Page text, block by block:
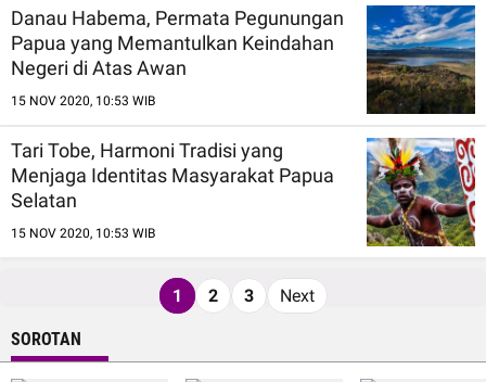
Danau Habema, Permata Pegunungan
Papua yang Memantulkan Keindahan
Negeri di Atas Awan
15 NOV 2020, 10:53 WIB
Tari Tobe, Harmoni Tradisi yang
Menjaga Identitas Masyarakat Papua
Selatan
15 NOV 2020, 10:53 WIB
1 2 3 Next
SOROTAN